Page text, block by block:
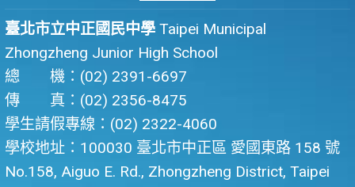
臺北市立中正國民中學 Taipei Municipal
Zhongzheng Junior High School
總 機：(02) 2391-6697
傳 真：(02) 2356-8475
學生請假專線：(02) 2322-4060
學校地址：100030 臺北市中正區 愛國東路 158 號
No.158, Aiguo E. Rd., Zhongzheng District, Taipei